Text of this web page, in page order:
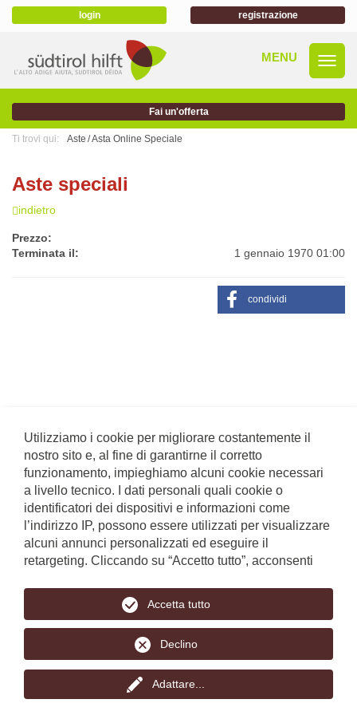
login registrazione
Fai un'offerta
Ti trovi qui: Aste Asta Online Speciale
Aste speciali
indietro
Prezzo:
Terminata il:
1 gennaio 1970 01:00
condividi
Pagamento online Bollettino
Donazione telefonica: 800 832 890
verde: 800 832 890 | Codice Fiscale: 02518600214
Web supported by KONVERTO
Utilizziamo i cookie per migliorare costantemente il
nostro sito e, al fine di garantirne il corretto
funzionamento, impieghiamo alcuni cookie necessari
a livello tecnico. I dati personali quali cookie o
identificatori dei dispositivi e informazioni come
l’indirizzo IP, possono essere utilizzati per visualizzare
alcuni annunci personalizzati ed eseguire il
retargeting. Cliccando su “Accetto tutto”, acconsenti
trovare maggiori informazioni nella nostra
protezione dei dati, che ti consente anche di
modificare in ogni momento le tue scelte.
Adattare
Declino
Accetta tutto